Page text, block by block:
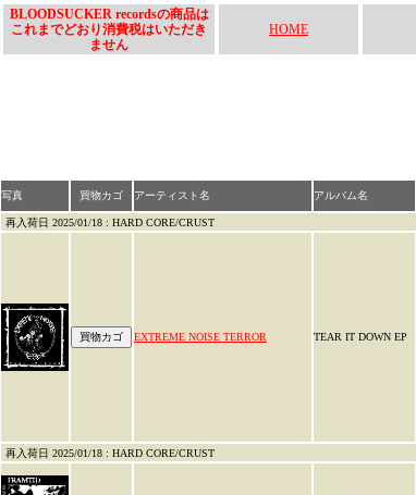
BLOODSUCKER recordsの商品は
これまでどおり消費税はいただき
ません
HOME
写真 買物カゴ アーティスト名 アルバム名
再入荷日 2025/01/18 : HARD CORE/CRUST
EXTREME NOISE TERROR TEAR IT DOWN EP
再入荷日 2025/01/18 : HARD CORE/CRUST